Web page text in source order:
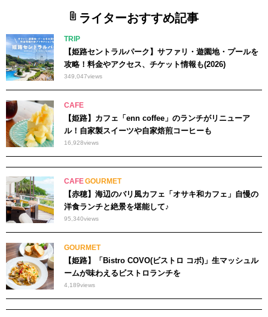
ライターおすすめ記事
TRIP
【姫路セントラルパーク】サファリ・遊園地・プールを
攻略！料金やアクセス、チケット情報も(2026)
349,047views
CAFE
【姫路】カフェ「enn coffee」のランチがリニューア
ル！自家製スイーツや自家焙煎コーヒーも
16,928views
CAFEGOURMET
【赤穂】海辺のバリ風カフェ「オサキ和カフェ」自慢の
洋食ランチと絶景を堪能して♪
95,340views
GOURMET
【姫路】「Bistro COVO(ビストロ コボ)」生マッシュル
ームが味わえるビストロランチを
4,189views